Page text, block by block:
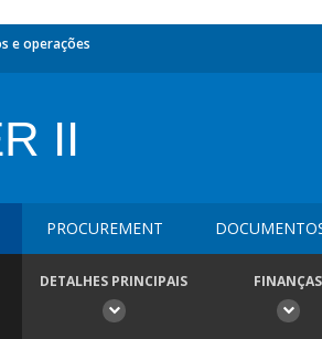
e operações
II
PROCUREMENT
DETALHES PRINCIPAIS FINANÇAS